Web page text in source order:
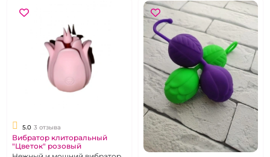
5.0 3 отзыва
Вибратор клиторальный
"Цветок" розовый